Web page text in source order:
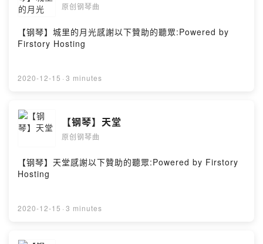
原创钢琴曲
【钢琴】城里的月光感謝以下贊助的聽眾:Powered by
Firstory Hosting
2020-12-15 · 3 minutes
【钢琴】天堂
原创钢琴曲
【钢琴】天堂感謝以下贊助的聽眾:Powered by Firstory
Hosting
2020-12-15 · 3 minutes